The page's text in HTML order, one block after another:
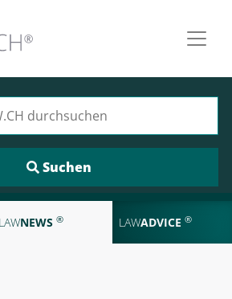
LAWNEWS ® LAWADVICE ®